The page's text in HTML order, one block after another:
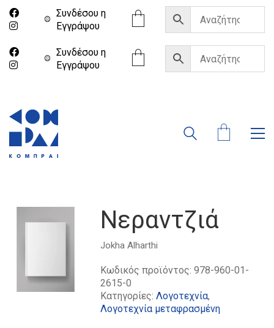
Συνδέσου η
Eγγράψου
Συνδέσου η
Eγγράψου
Νεραντζιά
Jokha Alharthi
Κωδικός προϊόντος:978-960-01-
2615-0
Κατηγορίες:Λογοτεχνία,
Λογοτεχνία μεταφρασμένη